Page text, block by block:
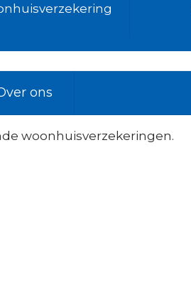
ons
woonhuisverzekeringen.